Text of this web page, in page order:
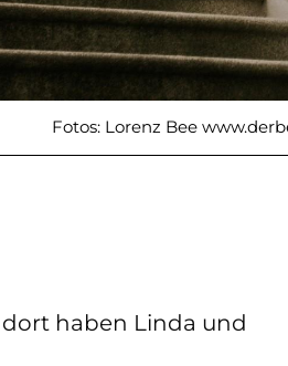
Fotos: Lorenz Bee
haben Linda und